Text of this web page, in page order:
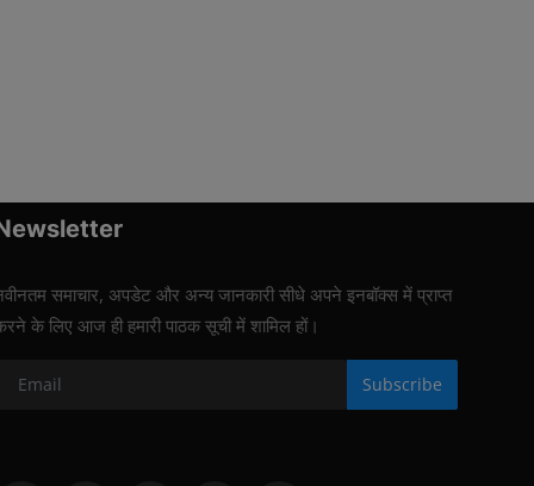
समाचार, अपडेट और अन्य जानकारी सीधे अपने इनबॉक्स में प्राप्त
के लिए आज ही हमारी पाठक सूची में शामिल हों।
Subscribe